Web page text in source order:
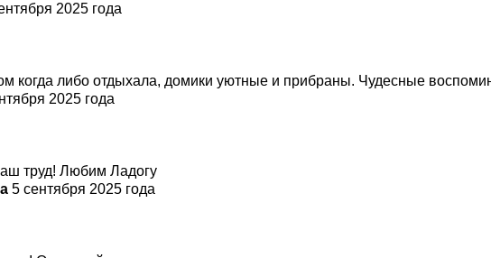
2025 года
когда либо отдыхала, домики уютные и прибраны. Чудесные
2025 года
труд! Любим Ладогу
5 сентября 2025 года